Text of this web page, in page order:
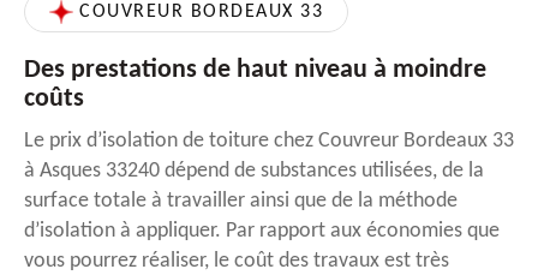
COUVREUR BORDEAUX 33
Des prestations de haut niveau à moindre
coûts
Le prix d’isolation de toiture chez Couvreur Bordeaux 33
à Asques 33240 dépend de substances utilisées, de la
surface totale à travailler ainsi que de la méthode
d’isolation à appliquer. Par rapport aux économies que
vous pourrez réaliser, le coût des travaux est très